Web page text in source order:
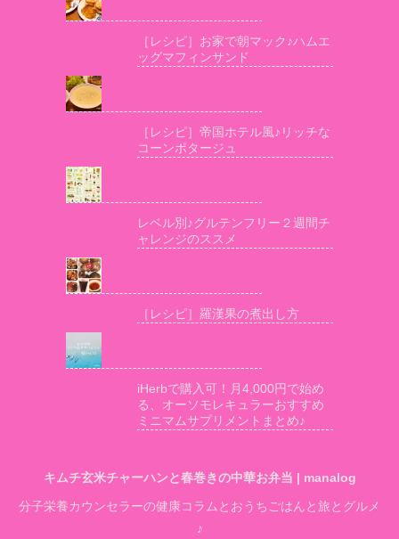
［レシピ］お家で朝マック♪ハムエ
ッグマフィンサンド
［レシピ］帝国ホテル風♪リッチな
コーンポタージュ
レベル別♪グルテンフリー２週間チ
ャレンジのススメ
［レシピ］羅漢果の煮出し方
iHerbで購入可！月4,000円で始め
る、オーソモレキュラーおすすめ
ミニマムサプリメントまとめ♪
キムチ玄米チャーハンと春巻きの中華お弁当 | manalog
分子栄養カウンセラーの健康コラムとおうちごはんと旅とグルメ
♪